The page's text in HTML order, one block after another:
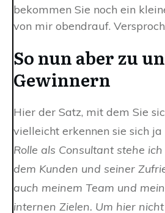
bekommen Sie noch ein
von mir obendrauf.
So nun aber zu
Gewinnern
Hier der Satz, mit dem Sie
vielleicht erkennen sie sich
Rolle als Consultant stehe
dem Kunden und seiner
auch meinem Team und
internen Zielen. Um hier